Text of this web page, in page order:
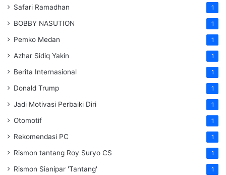
Safari Ramadhan 1
BOBBY NASUTION 1
Pemko Medan 1
Azhar Sidiq Yakin 1
Berita Internasional 1
Donald Trump 1
Jadi Motivasi Perbaiki Diri 1
Otomotif 1
Rekomendasi PC 1
Rismon tantang Roy Suryo CS 1
Rismon Sianipar 'Tantang' 1